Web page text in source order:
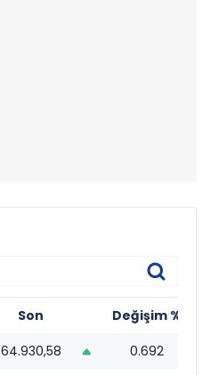
Son Değişim %
64.930,58 0.692